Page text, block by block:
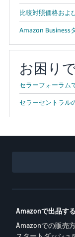
比較対照価格およ
Amazon Business
お困り
セラーフォーラム
セラーセントラル
Amazonで出品する
Amazonでの販売